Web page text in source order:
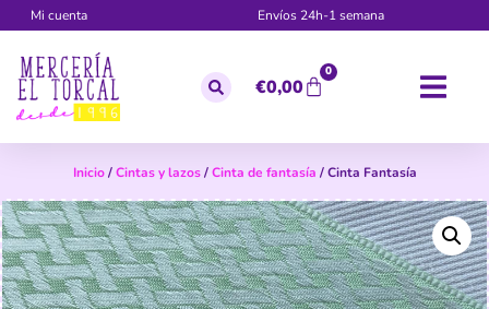
Mi cuenta Envíos 24h-1 semana
€0,00
0
Inicio/Cintas y lazos/Cinta de fantasía / Cinta Fantasía